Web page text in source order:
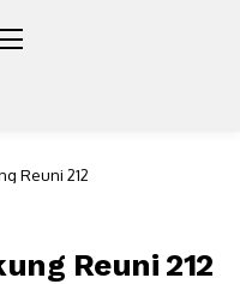
Reuni 212
Reuni 212